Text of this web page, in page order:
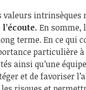
valeurs intrinsèques
l’écoute. En somme,
terme. En ce qui
particulière
ainsi qu’une
et de favoriser